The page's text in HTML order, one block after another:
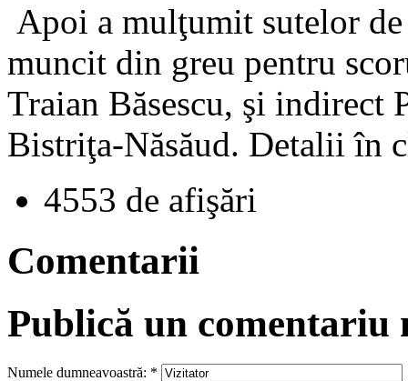
Apoi a mulţumit sutelor
muncit din greu pentru
Traian Băsescu, şi
Bistriţa-Năsăud. Detalii în
4553 de afişări
Comentarii
Publică un comentariu
Numele dumneavoastră: *